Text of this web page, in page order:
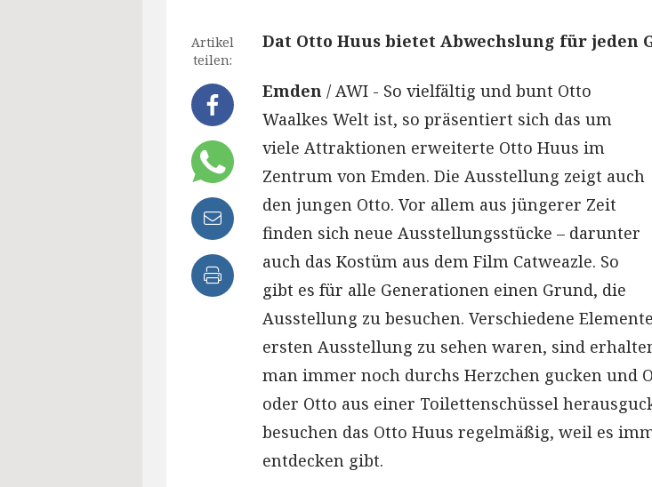
Artikel
teilen:
Dat Otto Huus bietet Abwechslung für jeden
Emden / AWI - So vielfältig und bunt Otto
Waalkes Welt ist, so präsentiert sich das um
viele Attraktionen erweiterte Otto Huus im
Zentrum von Emden. Die Ausstellung zeigt auch
den jungen Otto. Vor allem aus jüngerer Zeit
finden sich neue Ausstellungsstücke – darunter
auch das Kostüm aus dem Film Catweazle. So
gibt es für alle Generationen einen Grund, die
Ausstellung zu besuchen. Verschiedene
ersten Ausstellung zu sehen waren, sind
man immer noch durchs Herzchen gucken und
oder Otto aus einer Toilettenschüssel
besuchen das Otto Huus regelmäßig, weil es
entdecken gibt.